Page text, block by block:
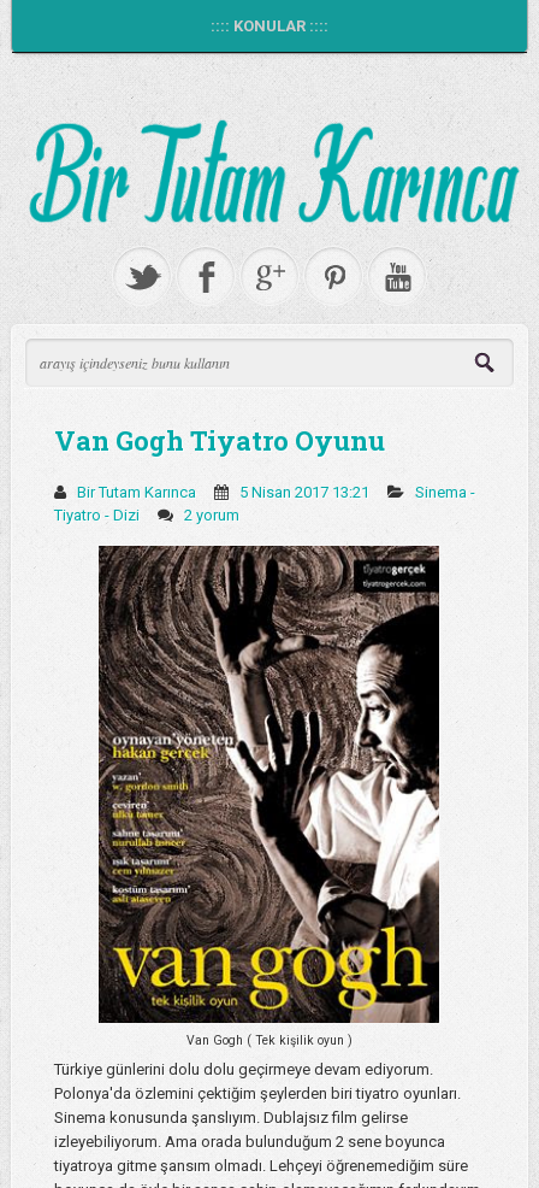
:::: KONULAR ::::
Van Gogh Tiyatro Oyunu
Bir Tutam Karınca 5 Nisan 2017 13:21
Sinema -
Tiyatro - Dizi
2 yorum
Van Gogh ( Tek kişilik oyun )
Türkiye günlerini dolu dolu geçirmeye devam ediyorum.
Polonya'da özlemini çektiğim şeylerden biri tiyatro oyunları.
Sinema konusunda şanslıyım. Dublajsız film gelirse
izleyebiliyorum. Ama orada bulunduğum 2 sene boyunca
tiyatroya gitme şansım olmadı. Lehçeyi öğrenemediğim süre